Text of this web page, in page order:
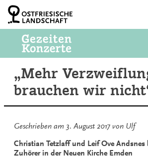
Zum
Inhalt
springen
„Mehr
brauchen wir
Geschrieben am 3. August 2017 von Ulf
Christian Tetzlaff und Leif Ove Andsnes
Zuhörer in der Neuen Kirche Emden